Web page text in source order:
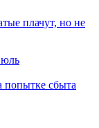
плачут, но не
попытке сбыта